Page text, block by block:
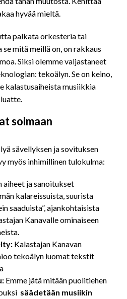
hyvää mieltä.
palkata orkesteria tai
mitä meillä on, on rakkaus
Siksi olemme valjastaneet
tekoälyn. Se on keino,
kalastusaiheista musiikkia
soimaan
sävellyksen ja sovituksen
myös inhimillinen tulokulma:
aiheet ja sanoitukset
kalareissuista, suurista
saaduista”, ajankohtaisista
Kanavalle ominaiseen
Kalastajan Kanavan
tekoälyn luomat tekstit
Emme jätä mitään puolitiehen
säädetään musiikin